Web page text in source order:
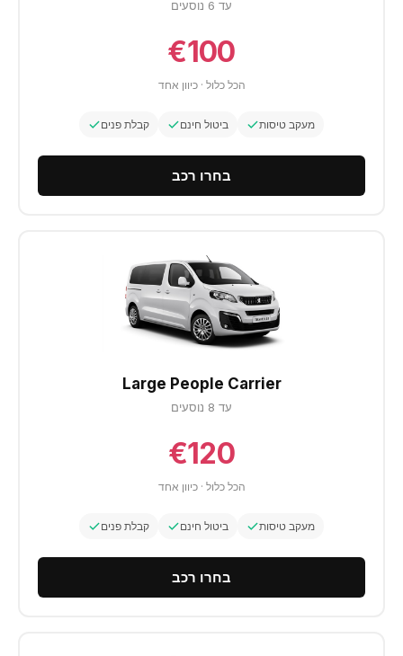
עד 6 נוסעים
€100
הכל כלול · כיוון אחד
קבלת פנים ביטול חינם מעקב טיסות
בחרו רכב
Large People Carrier
עד 8 נוסעים
€120
הכל כלול · כיוון אחד
קבלת פנים ביטול חינם מעקב טיסות
בחרו רכב